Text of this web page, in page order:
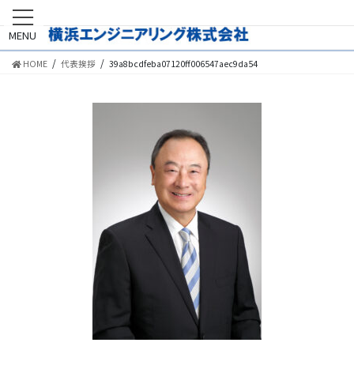
MENU
HOME 代表挨拶 39a8bcdfeba07120ff006547aec9da54